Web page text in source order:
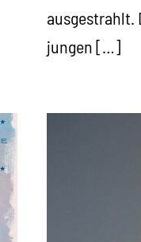
ausgestrahlt.
jungen […]